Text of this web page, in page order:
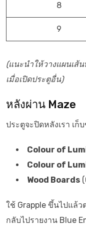
8
9
(แนะนำให้วางแผนเส้
เมื่อเปิดประตูอื่น)
หลังผ่าน Maze
ประตูจะปิดหลังเรา เก็
Colour of
Colour of
Wood Boards
ใช้ Grapple ขึ้นไปแล้
กลับไปรายงาน Blue